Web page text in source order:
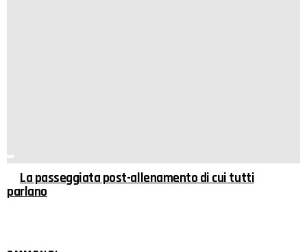
La passeggiata post-allenamento di cui tutti
parlano